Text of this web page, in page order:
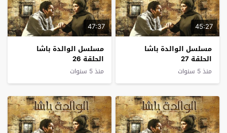
45:27
مسلسل الوالدة باشا
الحلقة 27
منذ 5 سنوات
47:37
مسلسل الوالدة باشا
الحلقة 26
منذ 5 سنوات